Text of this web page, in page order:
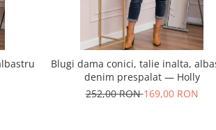
Blugi dama conici, talie inalta,
denim prespalat — Holly
252,00 RON169,00 RON